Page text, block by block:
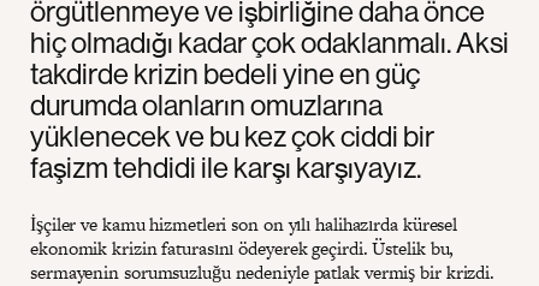
örgütlenmeye ve işbirliğine daha önce
hiç olmadığı kadar çok odaklanmalı. Aksi
takdirde krizin bedeli yine en güç
durumda olanların omuzlarına
yüklenecek ve bu kez çok ciddi bir
faşizm tehdidi ile karşı karşıyayız.
İşçiler ve kamu hizmetleri son on yılı halihazırda küresel
ekonomik krizin faturasını ödeyerek geçirdi. Üstelik bu,
sermayenin sorumsuzluğu nedeniyle patlak vermiş bir krizdi.